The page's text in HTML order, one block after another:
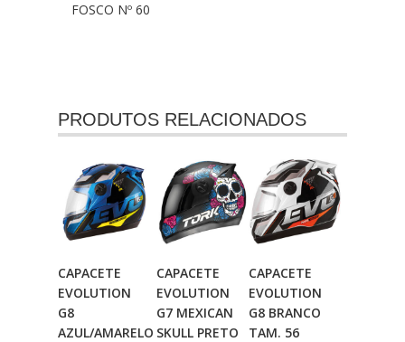
FOSCO Nº 60
PRODUTOS RELACIONADOS
Adicionar
Ao Carrinho
CAPACETE
EVOLUTION
G8
AZUL/AMARELO
Adicionar
Ao Carrinho
CAPACETE
EVOLUTION
G7 MEXICAN
SKULL PRETO
Adicionar
Ao Carrinho
CAPACETE
EVOLUTION
G8 BRANCO
TAM. 56